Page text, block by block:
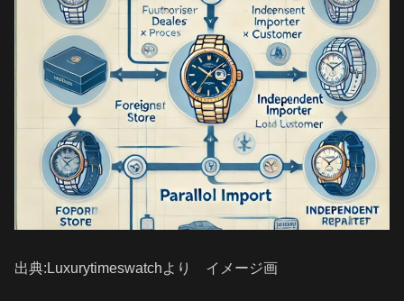
出典:Luxurytimeswatchより イメージ画